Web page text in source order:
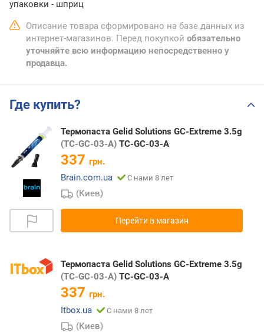
упаковки - шприц
Описание товара сформировано на базе данных из
интернет-магазинов. Перед покупкой обязательно
уточняйте всю информацию непосредственно у
продавца.
Где купить?
Термопаста Gelid Solutions GC-Extreme 3.5g
(TC-GC-03-A) TC-GC-03-A
337 грн.
Brain.com.ua
С нами 8 лет
(Киев)
Перейти в магазин
Термопаста Gelid Solutions GC-Extreme 3.5g
(TC-GC-03-A) TC-GC-03-A
337 грн.
Itbox.ua
С нами 8 лет
(Киев)